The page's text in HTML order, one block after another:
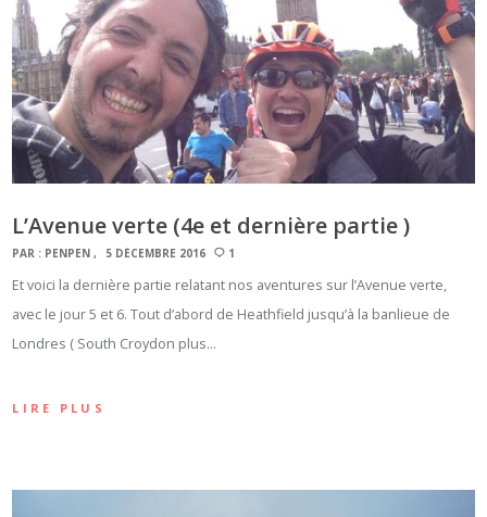
L’Avenue verte (4e et dernière partie )
PAR : PENPEN 5 DÉCEMBRE 2016 1
Et voici la dernière partie relatant nos aventures sur l’Avenue verte,
avec le jour 5 et 6. Tout d’abord de Heathfield jusqu’à la banlieue de
Londres ( South Croydon plus…
LIRE PLUS